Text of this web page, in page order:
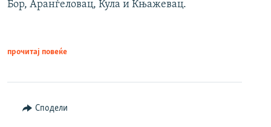
Бор, Аранѓеловац, Кула и Књажевац.
прочитај повеќе
Сподели